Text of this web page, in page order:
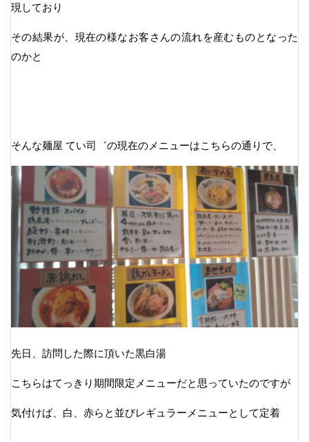
現しており
その結果が、現在の様なお客さんの流れを産むものとなった
のかと
そんな麺屋 てい司゛の現在のメニューはこちらの通りで、
先日、訪問した際に頂いた黒白湯
こちらはてっきり期間限定メニューだと思っていたのですが
気付けば、白、赤らと並びレギュラーメニューとして定着